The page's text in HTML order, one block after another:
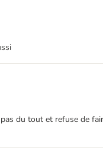
du tout et refuse de